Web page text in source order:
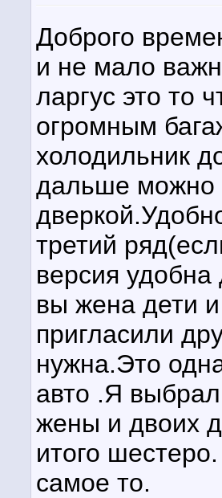
Доброго
и не мало
ларгус это то
огромным
холодильник
дальше можно
третий
версия
вы жена дети и
пригласили
нужна.Это
авто .Я выбрал
жены и двоих
итого
самое то.